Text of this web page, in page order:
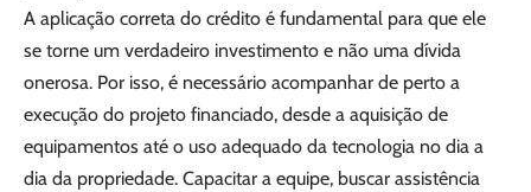
A aplicação correta do crédito é fundamental para que ele
se torne um verdadeiro investimento e não uma dívida
onerosa. Por isso, é necessário acompanhar de perto a
execução do projeto financiado, desde a aquisição de
equipamentos até o uso adequado da tecnologia no dia a
dia da propriedade. Capacitar a equipe, buscar assistência